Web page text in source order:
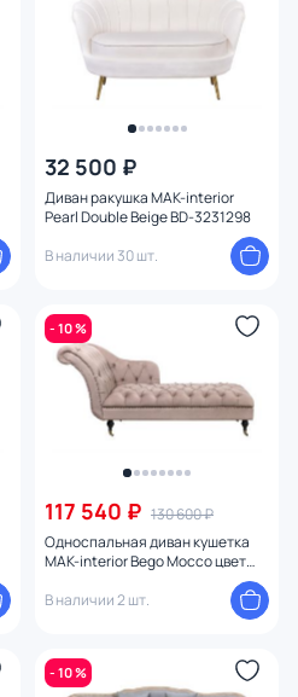
32 500 ₽
Диван ракушка MAK-interior
Pearl Double Beige BD-3231298
В наличии 30 шт.
- 10 %
117 540 ₽ 130 600 ₽
Односпальная диван кушетка
MAK-interior Bego Mocco цвет
В наличии 2 шт.
- 10 %